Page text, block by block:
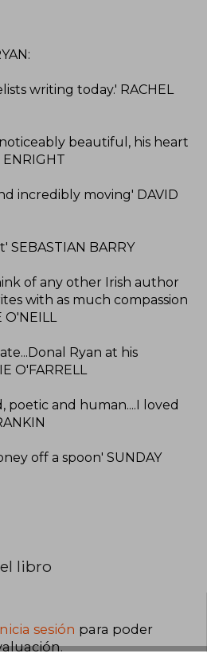
writing today.' RACHEL
beautiful, his heart
incredibly moving' DAVID
BARRY
of any other Irish author
with as much compassion
O'NEILL
Ryan at his
O'FARRELL
poetic and human....I loved
off a spoon' SUNDAY
libro
sesión para poder
.